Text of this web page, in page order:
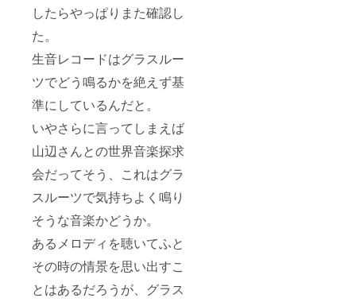
したらやっぱりまた確認し
た。
生音レコードはグラスルー
ツでどう鳴るかを絶えず基
準にしているんだと。
いやさらに言ってしまえば
山辺さんとの世界音楽探求
会だってそう、これはグラ
スルーツで気持ちよく鳴り
そうな音楽かどうか。
あるメロディを聴いてふと
その時の情景を思い出すこ
とはあるだろうが、グラス